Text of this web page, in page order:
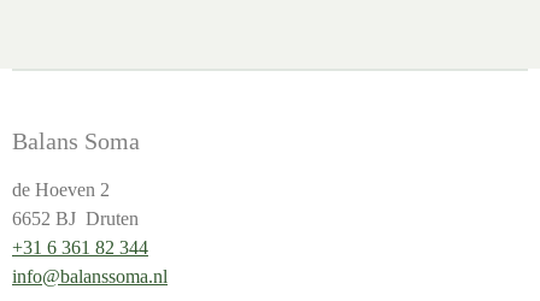
Balans Soma
de Hoeven 2
6652 BJ Druten
+31 6 361 82 344
info@balanssoma.nl